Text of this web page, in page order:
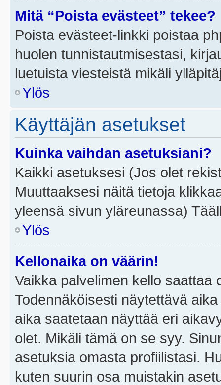
Mitä “Poista evästeet” tekee?
Poista evästeet-linkki poistaa
huolen tunnistautmisestasi,
luetuista viesteistä mikäli
Ylös
Käyttäjän asetukset
Kuinka vaihdan asetuksiani?
Kaikki asetuksesi (Jos olet
Muuttaaksesi näitä tietoja
yleensä sivun yläreunassa)
Ylös
Kellonaika on väärin!
Vaikka palvelimen kello saattaa
Todennäköisesti näytettävä
aika saatetaan näyttää eri
olet. Mikäli tämä on se syy.
asetuksia omasta profiilistasi.
kuten suurin osa muistakin